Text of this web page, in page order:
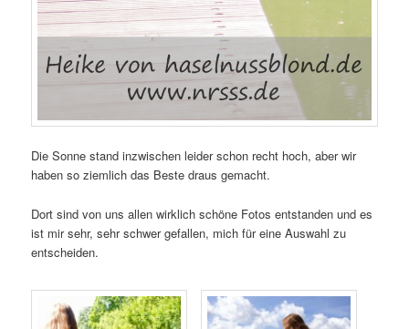
Die Sonne stand inzwischen leider schon recht hoch, aber wir
haben so ziemlich das Beste draus gemacht.
Dort sind von uns allen wirklich schöne Fotos entstanden und es
ist mir sehr, sehr schwer gefallen, mich für eine Auswahl zu
entscheiden.